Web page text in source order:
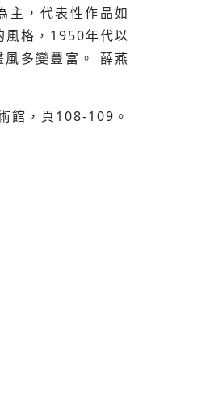
主，代表性作品如
風格，1950年代以
多變豐富。 薛燕
館，頁108-109。